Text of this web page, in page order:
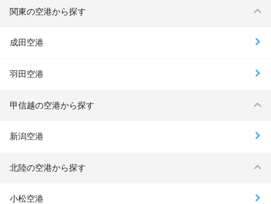
関東の空港から探す
成田空港
羽田空港
甲信越の空港から探す
新潟空港
北陸の空港から探す
小松空港